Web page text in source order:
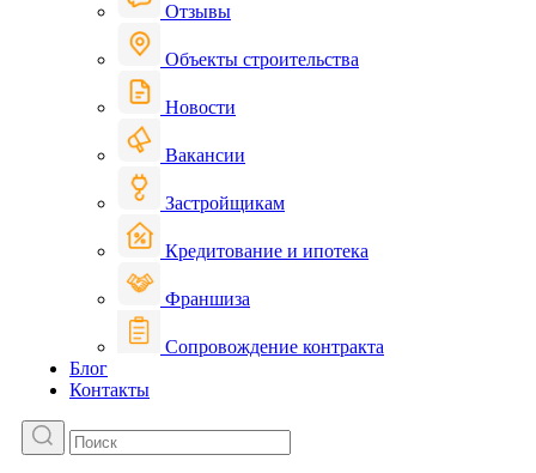
Отзывы
Объекты строительства
Новости
Вакансии
Застройщикам
Кредитование и ипотека
Франшиза
Сопровождение контракта
Блог
Контакты